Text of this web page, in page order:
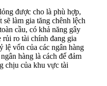
được cho là phù hợp,
làm gia tăng chênh lệch
cầu, có khả năng gây
ro tài chính đang gia
lệ vốn của các ngân hàng
hàng là cách để đảm
chịu của khu vực tài